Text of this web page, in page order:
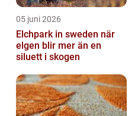
05 juni 2026
Elchpark in sweden när
elgen blir mer än en
siluett i skogen